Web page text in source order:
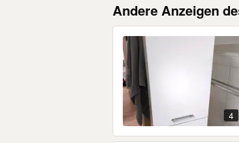
Andere Anzeigen
4